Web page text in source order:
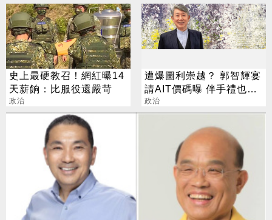
史上最硬教召！網紅曝14
天薪餉：比服役還嚴苛
政治
遭爆圖利崇越？ 郭智輝宴
請AIT價碼曝 伴手禮也給
老東家賺
政治